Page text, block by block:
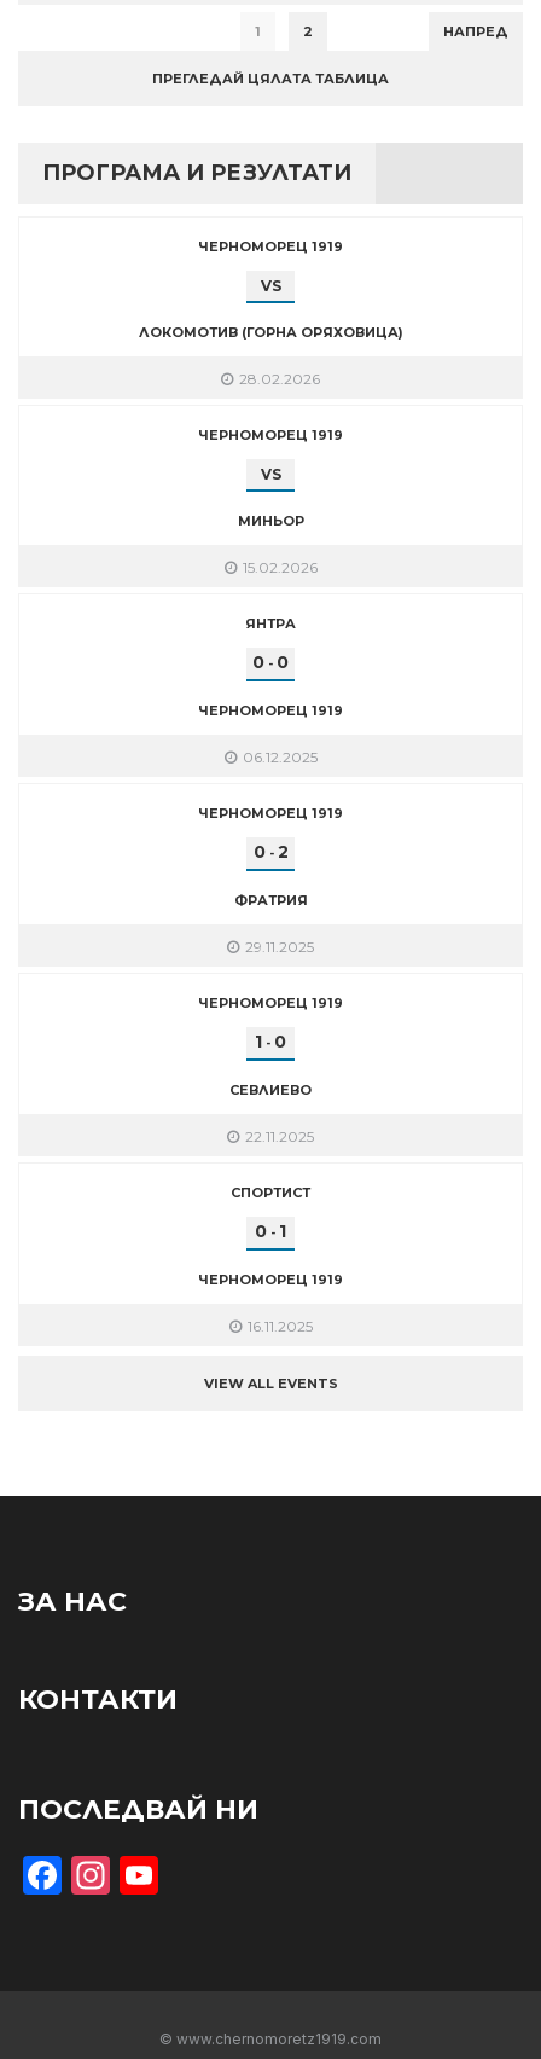
1 2 НАПРЕД
ПРЕГЛЕДАЙ ЦЯЛАТА ТАБЛИЦА
ПРОГРАМА И РЕЗУЛТАТИ
ЧЕРНОМОРЕЦ 1919
VS
ЛОКОМОТИВ (ГОРНА ОРЯХОВИЦА)
28.02.2026
ЧЕРНОМОРЕЦ 1919
VS
МИНЬОР
15.02.2026
ЯНТРА
0 - 0
ЧЕРНОМОРЕЦ 1919
06.12.2025
ЧЕРНОМОРЕЦ 1919
0- 2
ФРАТРИЯ
29.11.2025
ЧЕРНОМОРЕЦ 1919
1 - 0
СЕВЛИЕВО
22.11.2025
СПОРТИСТ
0 - 1
ЧЕРНОМОРЕЦ 1919
16.11.2025
VIEW ALL EVENTS
ЗА НАС
КОНТАКТИ
ПОСЛЕДВАЙ НИ
Facebook
Instagram
© www.chernomoretz1919.com